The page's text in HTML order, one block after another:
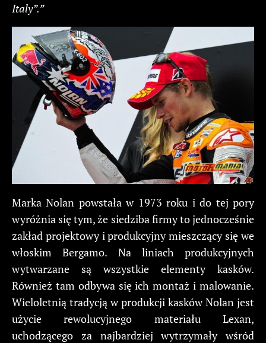
Italy”.”
Marka Nolan powstała w 1973 roku i do tej pory
wyróżnia się tym, że siedziba firmy to jednocześnie
zakład projektowy i produkcyjny mieszczący się we
włoskim Bergamo. Na liniach produkcyjnych
wytwarzane są wszystkie elementy kasków.
Również tam odbywa się ich montaż i malowanie.
Wieloletnią tradycją w produkcji kasków Nolan jest
użycie rewolucyjnego materiału Lexan,
uchodzącego za najbardziej wytrzymały wśród